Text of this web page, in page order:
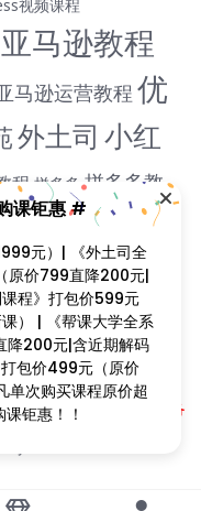
视频课程
亚马逊教程
马逊运营教程 优
外土司 小红
程 拼多多 拼多多教
课 脸书教程
谷歌
课程 谷歌运用教程
程 颜Sir飞橙教育
rights reserved
微信在线客服：zkcw598 (备
课钜惠 #
元）| 《外土司全
原价799直降200元|
程》打包价599元
） | 《帮课大学全系
降200元|含近期解码
包价499元（原价
次购买课程原价超
钜惠！！